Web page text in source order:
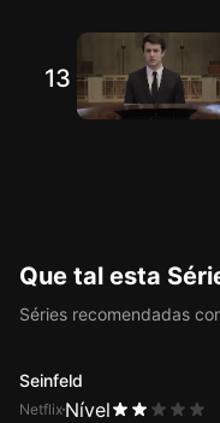
13
Que tal esta
Séries recomendadas
Seinfeld
Netflix Nível